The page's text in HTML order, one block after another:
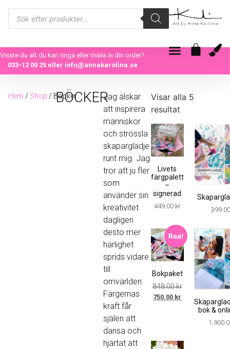
Visste du att du kan ringa eller maila in din order?
033-12 00 25eller info@annakarolina.se
Hem / Shop / Böcker
BÖCKERJag älskar
att inspirera
människor
och strössla
skaparglädje
runt mig. Jag
tror att ju fler
som
använder sin
kreativitet
dagligen
desto mer
härlighet
sprids vidare
till
omvärlden.
Färgernas
kraft får
själen att
dansa och
hjärtat att
Visar alla 5
resultat
Livets
färgpalett
–
signerad
449.00 kr
Rea!
Bokpaket
848.00kr
750.00 kr
bok &